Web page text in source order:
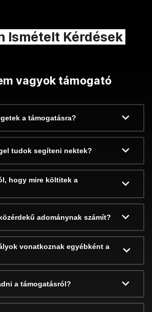
Ismételt Kérdések
vagyok támogató
a támogatásra?
tudok segíteni nektek?
hogy mire költitek a
adománynak számít?
vonatkoznak egyébként a
a támogatásról?